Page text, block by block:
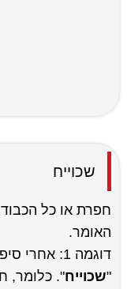
שכוייח
חפרת או כל
האומר.
דוגמה 1:
"שכוייח". כלומר,